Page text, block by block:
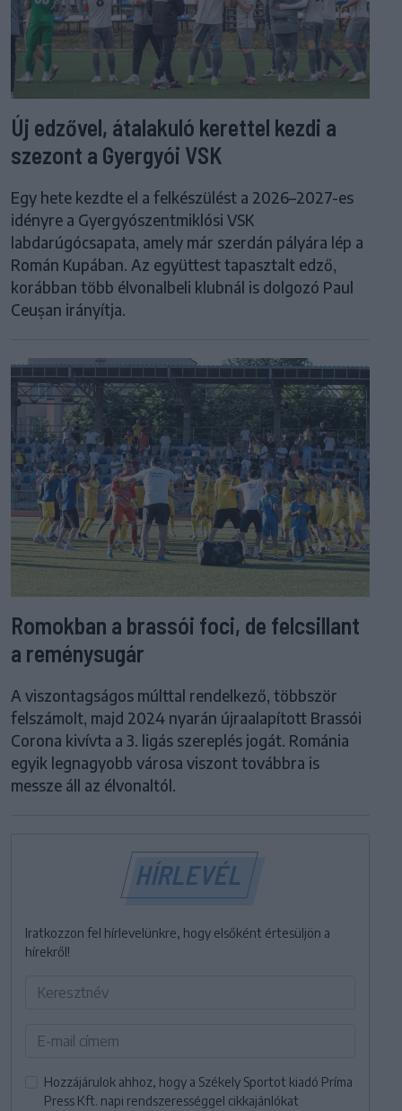
Új edzővel, átalakuló kerettel kezdi a
szezont a Gyergyói VSK
Egy hete kezdte el a felkészülést a 2026–2027-es
idényre a Gyergyószentmiklósi VSK
labdarúgócsapata, amely már szerdán pályára lép a
Román Kupában. Az együttest tapasztalt edző,
korábban több élvonalbeli klubnál is dolgozó Paul
Ceușan irányítja.
Romokban a brassói foci, de felcsillant
a reménysugár
A viszontagságos múlttal rendelkező, többször
felszámolt, majd 2024 nyarán újraalapított Brassói
Corona kivívta a 3. ligás szereplés jogát. Románia
egyik legnagyobb városa viszont továbbra is
messze áll az élvonaltól.
HÍRLEVÉL
Iratkozzon fel hírlevelünkre, hogy elsőként értesüljön a
hírekről!
Hozzájárulok ahhoz, hogy a Székely Sportot kiadó Príma
Press Kft. napi rendszerességgel cikkajánlókat